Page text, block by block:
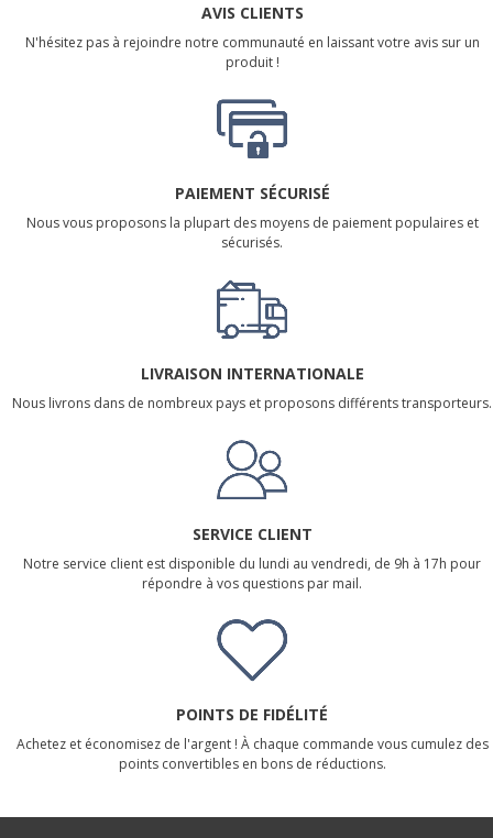
AVIS CLIENTS
N'hésitez pas à rejoindre notre communauté en laissant votre avis sur un
produit !
PAIEMENT SÉCURISÉ
Nous vous proposons la plupart des moyens de paiement populaires et
sécurisés.
LIVRAISON INTERNATIONALE
Nous livrons dans de nombreux pays et proposons différents transporteurs.
SERVICE CLIENT
Notre service client est disponible du lundi au vendredi, de 9h à 17h pour
répondre à vos questions par mail.
POINTS DE FIDÉLITÉ
Achetez et économisez de l'argent ! À chaque commande vous cumulez des
points convertibles en bons de réductions.